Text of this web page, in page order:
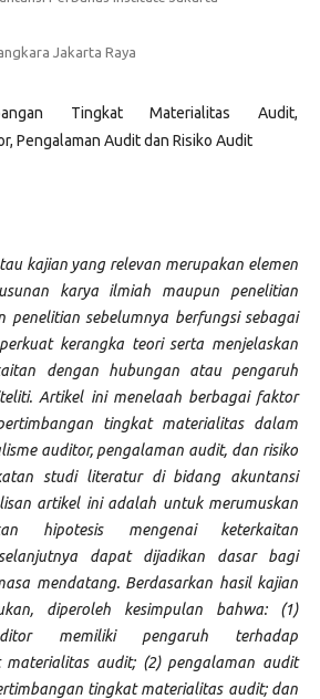
Jakarta Raya
Tingkat Materialitas Audit,
Pengalaman Audit dan Risiko Audit
kajian yang relevan merupakan elemen
karya ilmiah maupun penelitian
penelitian sebelumnya berfungsi sebagai
kerangka teori serta menjelaskan
dengan hubungan atau pengaruh
Artikel ini menelaah berbagai faktor
tingkat materialitas dalam
auditor, pengalaman audit, dan risiko
studi literatur di bidang akuntansi
artikel ini adalah untuk merumuskan
hipotesis mengenai keterkaitan
dapat dijadikan dasar bagi
mendatang. Berdasarkan hasil kajian
diperoleh kesimpulan bahwa: (1)
memiliki pengaruh terhadap
materialitas audit; (2) pengalaman audit
tingkat materialitas audit; dan